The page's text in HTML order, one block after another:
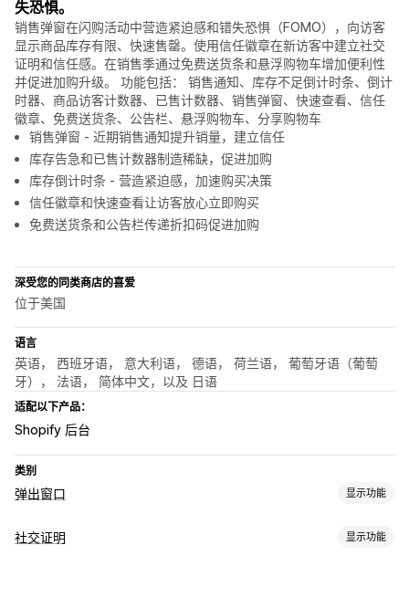
失恐惧。
销售弹窗在闪购活动中营造紧迫感和错失恐惧（FOMO），向访客
显示商品库存有限、快速售罄。使用信任徽章在新访客中建立社交
证明和信任感。在销售季通过免费送货条和悬浮购物车增加便利性
并促进加购升级。 功能包括： 销售通知、库存不足倒计时条、倒计
时器、商品访客计数器、已售计数器、销售弹窗、快速查看、信任
徽章、免费送货条、公告栏、悬浮购物车、分享购物车
销售弹窗 - 近期销售通知提升销量，建立信任
库存告急和已售计数器制造稀缺，促进加购
库存倒计时条 - 营造紧迫感，加速购买决策
信任徽章和快速查看让访客放心立即购买
免费送货条和公告栏传递折扣码促进加购
深受您的同类商店的喜爱
位于美国
语言
英语， 西班牙语， 意大利语， 德语， 荷兰语， 葡萄牙语（葡萄
牙）， 法语， 简体中文，以及 日语
适配以下产品：
Shopify 后台
类别
弹出窗口 显示功能
弹出窗口类型
社交证明 显示功能